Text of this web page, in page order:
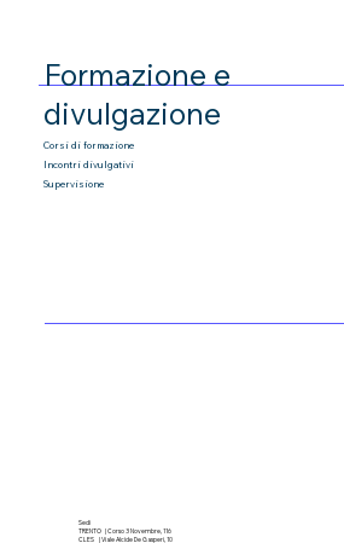
Formazione e
divulgazione
Corsi di formazione
Incontri divulgativi
Supervisione
Sedi
TRENTO | Corso 3 Novembre, 116
CLES | Viale Alcide De Gasperi, 10